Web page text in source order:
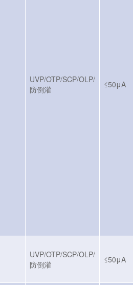
UVP/OTP/SCP/OLP/
防倒灌
≤50μA
UVP/OTP/SCP/OLP/
防倒灌
≤50μA